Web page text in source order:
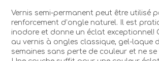
Kodi
BR30
7ml
Vernis semi-permanent peut être utilisé
renforcement d’ongle naturel. Il est
inodore et donne un éclat exceptionnel!
au vernis à ongles classique, gel-laque
semaines sans perte de couleur et ne se